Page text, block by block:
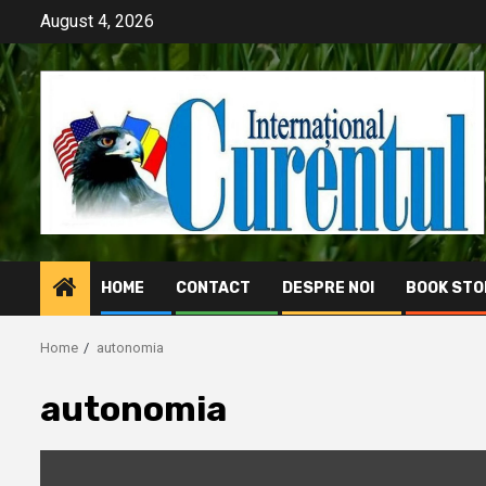
content
August 4, 2026
HOME CONTACT DESPRE NOI BOOK
Home autonomia
autonomia